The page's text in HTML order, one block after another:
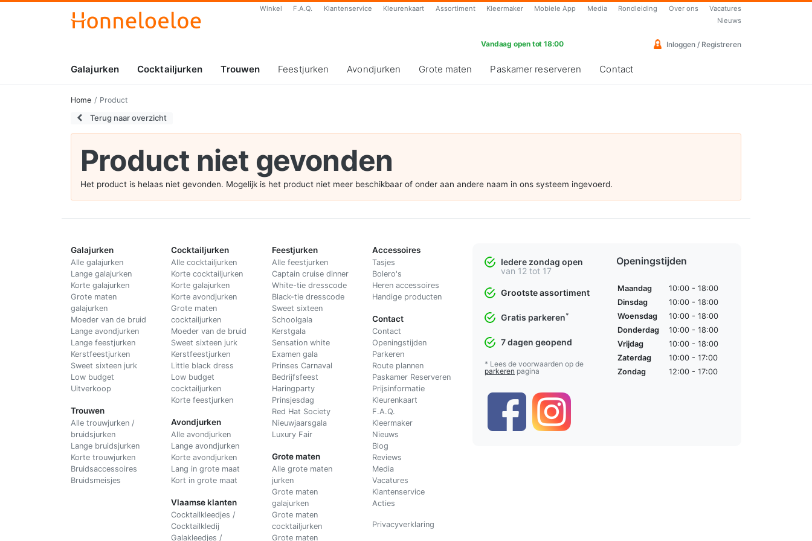
Winkel F.A.Q. Klantenservice Kleurenkaart Assortiment Kleermaker Mobiele App Media Rondleiding Over ons
Vacatures
Nieuws
Vandaag open tot 18:00 Inloggen / Registreren
Galajurken Cocktailjurken Trouwen Feestjurken Avondjurken Grote maten Paskamer reserveren Contact
Home Product
Terug naar overzicht
Product niet gevonden
Het product is helaas niet gevonden. Mogelijk is het product niet meer beschikbaar of onder aan andere naam in ons systeem ingevoerd.
Galajurken
Alle galajurken
Lange galajurken
Korte galajurken
Grote maten
galajurken
Moeder van de bruid
Lange avondjurken
Lange feestjurken
Kerstfeestjurken
Sweet sixteen jurk
Low budget
Uitverkoop
Trouwen
Alle trouwjurken /
bruidsjurken
Lange bruidsjurken
Korte trouwjurken
Bruidsaccessoires
Bruidsmeisjes
Cocktailjurken
Alle cocktailjurken
Korte cocktailjurken
Korte galajurken
Korte avondjurken
Grote maten
cocktailjurken
Moeder van de bruid
Sweet sixteen jurk
Kerstfeestjurken
Little black dress
Low budget
cocktailjurken
Korte feestjurken
Avondjurken
Alle avondjurken
Lange avondjurken
Korte avondjurken
Lang in grote maat
Kort in grote maat
Vlaamse klanten
Cocktailkleedjes /
Cocktailkledij
Galakleedjes /
Feestjurken
Alle feestjurken
Captain cruise dinner
White-tie dresscode
Black-tie dresscode
Sweet sixteen
Schoolgala
Kerstgala
Sensation white
Examen gala
Prinses Carnaval
Bedrijfsfeest
Haringparty
Prinsjesdag
Red Hat Society
Nieuwjaarsgala
Luxury Fair
Grote maten
Alle grote maten
jurken
Grote maten
galajurken
Grote maten
cocktailjurken
Grote maten
Accessoires
Tasjes
Bolero's
Heren accessoires
Handige producten
Contact
Contact
Openingstijden
Parkeren
Route plannen
Paskamer Reserveren
Prijsinformatie
Kleurenkaart
F.A.Q.
Kleermaker
Nieuws
Blog
Reviews
Media
Vacatures
Klantenservice
Acties
Privacyverklaring
Iedere zondag open
van 12 tot 17
Grootste assortiment
Gratis parkeren*
7 dagen geopend
* Lees de voorwaarden op de
parkeren pagina
Openingstijden
Maandag
10:00 - 18:00
Dinsdag
10:00 - 18:00
Woensdag
10:00 - 18:00
Donderdag
10:00 - 18:00
Vrijdag
10:00 - 18:00
Zaterdag
10:00 - 17:00
Zondag
12:00 - 17:00